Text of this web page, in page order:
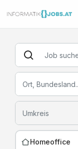
Homeoffice